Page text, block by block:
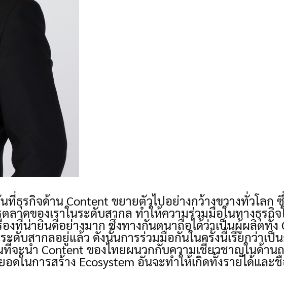
ที่ธุรกิจด้าน Content ขยายตัวไปอย่างกว้างขวางทั่วโลก
าดของเราในระดับสากล ทำให้ความร่วมมือในทางธุรกิ
องที่น่ายินดีอย่างมาก ซึ่งทางกันตนาถือได้ว่าเป็นผู้ผลิตทั้
ะดับสากลอยู่แล้ว ดังนั้นการร่วมมือกันในครั้งนี้เรียกว่าเป็
ะนำ Content ของไทยผนวกกับความเชี่ยวชาญในด้าน
นการสร้าง Ecosystem อันจะทำให้เกิดทั้งรายได้และชื่